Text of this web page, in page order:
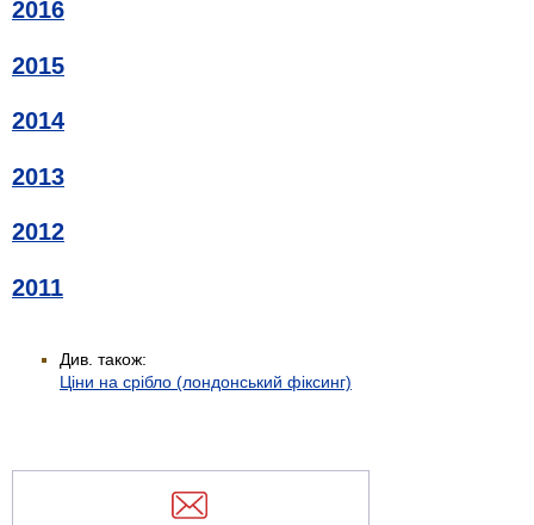
2016
2015
2014
2013
2012
2011
Див. також:
Ціни на срібло (лондонський фіксинг)